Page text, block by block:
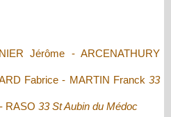
Jérôme - ARCENATHURY
Fabrice - MARTIN Franck 33
RASO 33 St Aubin du Médoc